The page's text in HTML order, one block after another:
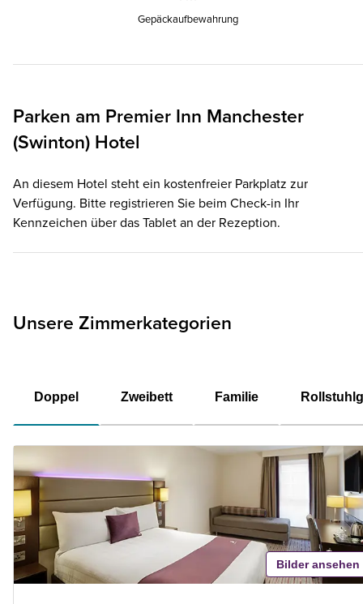
Gepäckaufbewahrung
Parken am Premier Inn Manchester
(Swinton) Hotel
An diesem Hotel steht ein kostenfreier Parkplatz zur
Verfügung. Bitte registrieren Sie beim Check-in Ihr
Kennzeichen über das Tablet an der Rezeption.
Unsere Zimmerkategorien
Doppel Zweibett Familie
Bilder ansehen